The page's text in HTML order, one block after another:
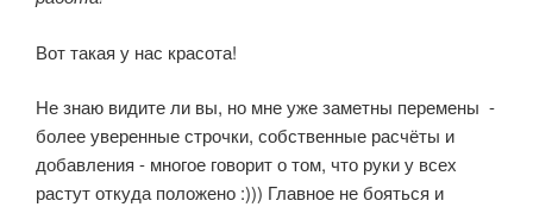
Вот такая у нас красота!
Не знаю видите ли вы, но мне уже заметны перемены -
более уверенные строчки, собственные расчёты и
добавления - многое говорит о том, что руки у всех
растут откуда положено :))) Главное не бояться и